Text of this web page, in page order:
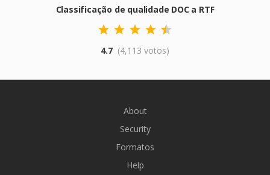
Classificação de qualidade DOC a RTF
4.7 (4,113 votos)
About
Security
Formatos
Help